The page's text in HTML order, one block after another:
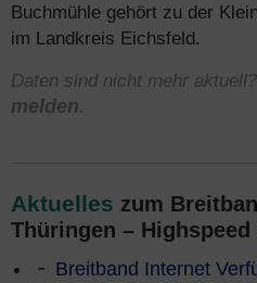
Buchmühle gehört zu der
im Landkreis Eichsfeld.
Daten sind nicht mehr
melden.
Aktuelles zum
Thüringen –
Breitband Internet